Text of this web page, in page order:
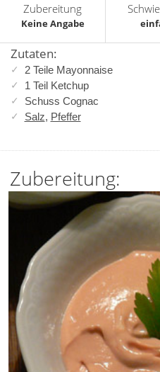
Zubereitung
Keine Angabe
Zutaten:
2 Teile Mayonnaise
1 Teil Ketchup
Schuss Cognac
Salz, Pfeffer
Zubereitung: